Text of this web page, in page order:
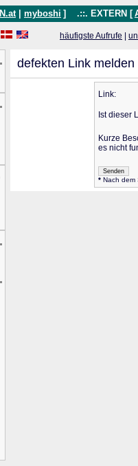
myboshi ] .::. EXTERN [
häufigste Aufrufe
defekten Link melden
Link:
Ist dieser
Kurze
es nicht
*Nach dem